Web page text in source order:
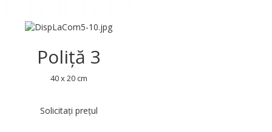
Poliță 3
40 x 20 cm
Solicitați prețul